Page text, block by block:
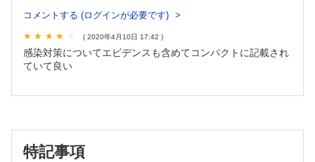
⑩5W1H ×流行性角結膜炎対策
Part 3 5W1H×医療行為別感染対策
コメントする (ログインが必要です)
( 2020年4月10日 17:42 )
感染対策についてエビデンスも含めてコンパクトに記載され
ていて良い
特記事項